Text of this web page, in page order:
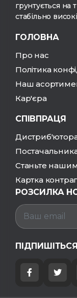
грунтується на
стабільно
ГОЛОВНА
Про нас
Політика
Наш
Кар'єра
СПІВПРАЦЯ
Станьте
Картка
РОЗСИЛКА